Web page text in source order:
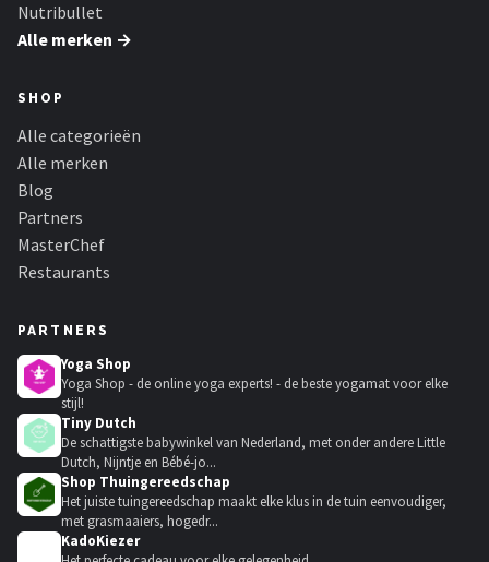
Nutribullet
Alle merken →
SHOP
Alle categorieën
Alle merken
Blog
Partners
MasterChef
Restaurants
PARTNERS
Yoga Shop
Yoga Shop - de online yoga experts! - de beste yogamat voor elke
stijl!
Tiny Dutch
De schattigste babywinkel van Nederland, met onder andere Little
Dutch, Nijntje en Bébé-jo...
Shop Thuingereedschap
Het juiste tuingereedschap maakt elke klus in de tuin eenvoudiger,
met grasmaaiers, hogedr...
KadoKiezer